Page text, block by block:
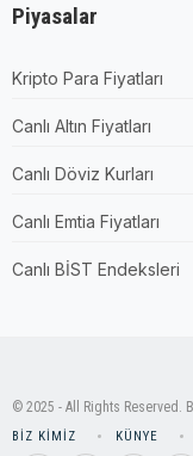
Piyasalar
Kripto Para Fiyatları
Canlı Altın Fiyatları
Canlı Döviz Kurları
Canlı Emtia Fiyatları
Canlı BİST Endeksleri
© 2025 - All Rights Reserved.
BIZ KIMIZ KÜNYE